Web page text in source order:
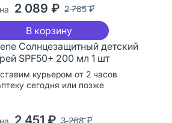
2 089 ₽ 2 785 ₽
В корзину
Солнцезащитный детский
SPF50+ 200 мл 1 шт
курьером от 2 часов
сегодня или позже
2 451 ₽ 3 268 ₽